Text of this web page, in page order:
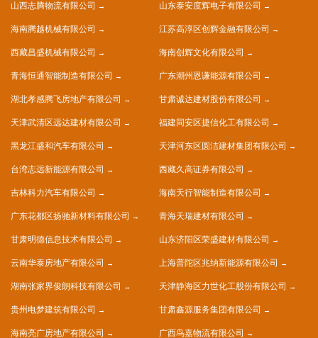
山西志腾物流有限公司 山东泰安度辉电子有限公司
海南腾越机械有限公司 江苏高淳区创辉金融有限公司
西藏昌盛机械有限公司 海南创辉文化有限公司
青海恒通智能制造有限公司 广东潮州恩谦能源有限公司
湖北孝感腾飞房地产有限公司 甘肃诚达建材股份有限公司
天津武清区远达建材有限公司 福建同安区捷信化工有限公司
黑龙江盛和汽车有限公司 天津河东区圆洁建材集团有限公司
台湾志远新能源有限公司 西藏久高证券有限公司
吉林科力汽车有限公司 海南天行智能制造有限公司
广东花都区扬驰新材料有限公司 青海天瑞建材有限公司
甘肃明德信息技术有限公司 山东济阳区荣盛建材有限公司
云南华泰房地产有限公司 上海普陀区兆纳新能源有限公司
湖南张家界俊朗科技有限公司 天津静海区力世化工股份有限公司
贵州电梦建筑有限公司 甘肃鑫源服务集团有限公司
海南亮广房地产有限公司 广西鸟嘉物流有限公司